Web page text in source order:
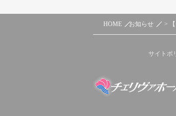
HOME お知らせ >
サイトポ